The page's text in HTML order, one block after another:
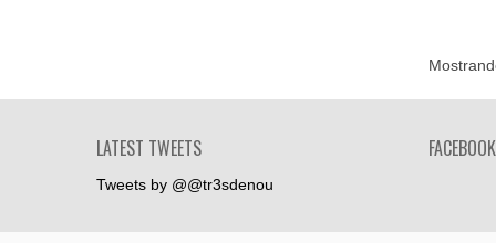
LATEST TWEETS
Tweets by @@tr3sdenou
FACEBOOK